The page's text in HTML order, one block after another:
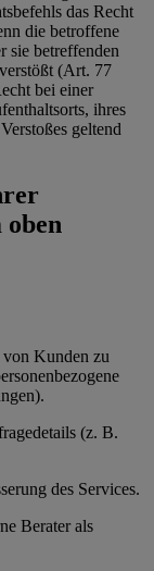
das Recht
die betroffene
sie betreffenden
(Art. 77
bei einer
ihres
geltend
oben
von Kunden zu
(z. B.
des Services.
Berater als